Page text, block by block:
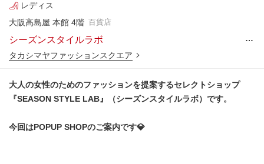
レディス
大阪高島屋 本館 4階 百貨店
シーズンスタイルラボ
…
タカシマヤファッションスクエア
大人の女性のためのファッションを提案するセレクトショップ
『SEASON STYLE LAB』（シーズンスタイルラボ）です。
今回はPOPUP SHOPのご案内です💎